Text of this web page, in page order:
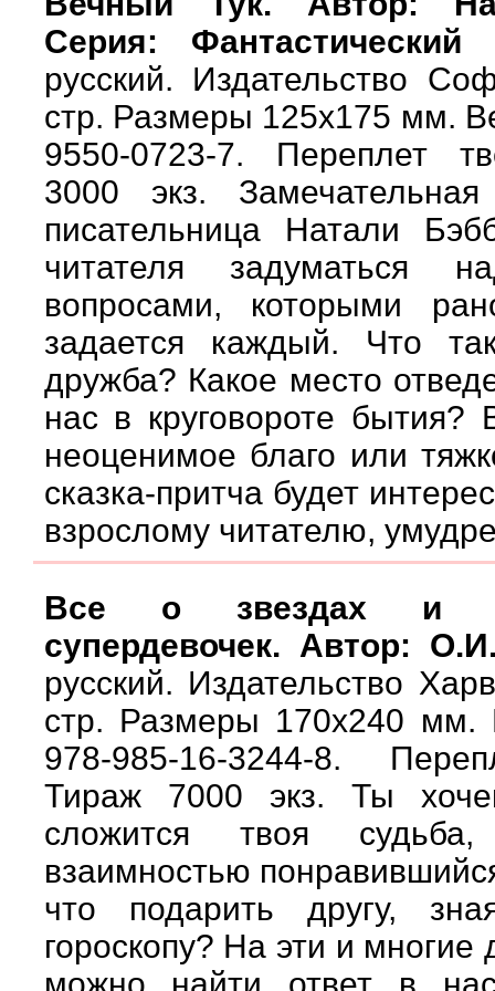
Серия: Фантастический
русский. Издательство
стр. Размеры 125х175 мм.
9550-0723-7. Переплет
3000 экз. Замечательная
писательница Натали
читателя задуматься
вопросами, которыми
задается каждый. Что
дружба? Какое место
нас в круговороте бытия?
неоценимое благо или
сказка-притча будет
взрослому читателю,
Все о звездах и
супердевочек. Автор:
русский. Издательство
стр. Размеры 170х240 мм.
978-985-16-3244-8.
Тираж 7000 экз. Ты
сложится твоя
взаимностью
что подарить другу,
гороскопу? На эти и многие